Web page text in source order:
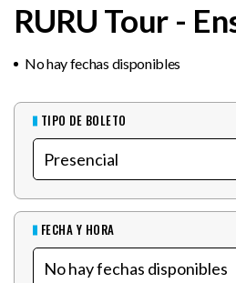
RURU Tour -
No hay fechas disponibles
TIPO DE BOLETO
FECHA Y HORA